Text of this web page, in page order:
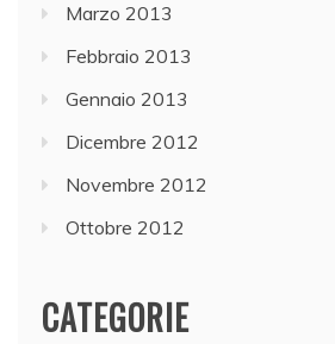
Marzo 2013
Febbraio 2013
Gennaio 2013
Dicembre 2012
Novembre 2012
Ottobre 2012
CATEGORIE